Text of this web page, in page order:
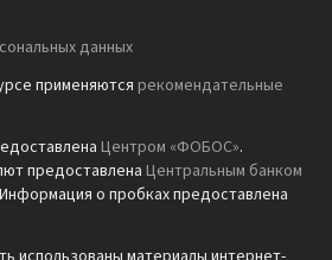
данных
применяются рекомендательные
Центром «ФОБОС».
предоставлена Центральным банком
о пробках предоставлена